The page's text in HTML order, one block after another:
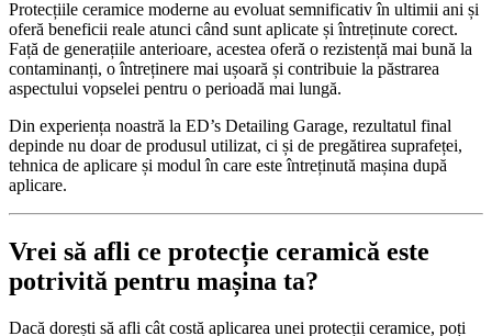
Protecțiile ceramice moderne au evoluat semnificativ în ultimii ani și
oferă beneficii reale atunci când sunt aplicate și întreținute corect.
Față de generațiile anterioare, acestea oferă o rezistență mai bună la
contaminanți, o întreținere mai ușoară și contribuie la păstrarea
aspectului vopselei pentru o perioadă mai lungă.
Din experiența noastră la ED’s Detailing Garage, rezultatul final
depinde nu doar de produsul utilizat, ci și de pregătirea suprafeței,
tehnica de aplicare și modul în care este întreținută mașina după
aplicare.
Vrei să afli ce protecție ceramică este
potrivită pentru mașina ta?
Dacă dorești să afli cât costă aplicarea unei protecții ceramice, poți